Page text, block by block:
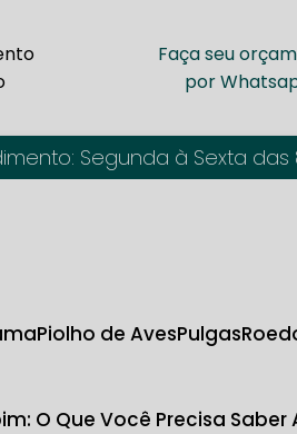
Faça seu
por
Segunda à Sexta das
Piolho de Aves Pulgas
O Que Você Precisa Saber